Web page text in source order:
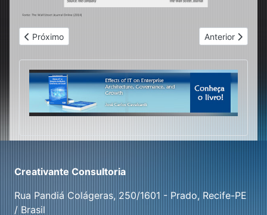
Artigo anterior: Alinhando Estratégia e Vendas
Próximo Próximo artigo:
Anterior
Creativante Consultoria
Rua Pandiá Colágeras, 250/1601 - Prado, Recife-PE
/ Brasil